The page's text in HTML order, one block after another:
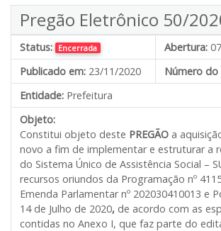
Pregão Eletrônico 50/
Status: Encerrada Abertura:
Publicado em: 23/11/2020
Número do
Entidade: Prefeitura
Objeto:
Constitui objeto deste PREGÃO a
novo a fim de implementar e estruturar a
do Sistema Único de Assistência Social –
recursos oriundos da Programação nº
Emenda Parlamentar nº 202030410013 e
14 de Julho de 2020, de acordo com as
contidas no Anexo I, que faz parte do